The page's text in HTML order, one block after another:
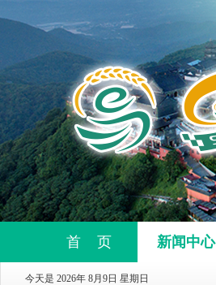
首 页 新闻中心
今天是 2026年 8月9日 星期日